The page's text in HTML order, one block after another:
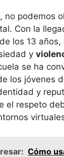
no podemos
Con la
los 13
y
se ha
los jóvenes
y
el respeto
Cómo